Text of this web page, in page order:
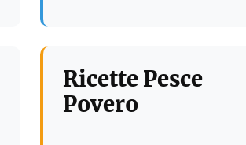
Ricette Pesce
Povero